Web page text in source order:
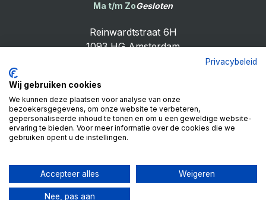
Cheap Bike Shop
4.9
Based on 99 reviews
Review ons op
Ma t/m ZoGesloten
Reinwardtstraat 6H
1093 HG Amsterdam
Privacybeleid
Wij gebruiken cookies
We kunnen deze plaatsen voor analyse van onze
bezoekersgegevens, om onze website te verbeteren,
gepersonaliseerde inhoud te tonen en om u een geweldige website-
ervaring te bieden. Voor meer informatie over de cookies die we
gebruiken opent u de instellingen.
Accepteer alles Weigeren
Nee, pas aan